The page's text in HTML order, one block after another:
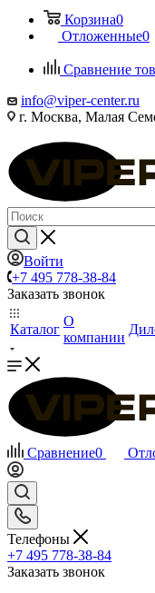
Корзина0
Отложенные0
Сравнение
info@viper-center.ru
г. Москва, Малая
Войти
+7 495 778-38-84
Заказать звонок
Каталог
О
компании
Сравнение0
Телефоны
+7 495 778-38-84
Заказать звонок